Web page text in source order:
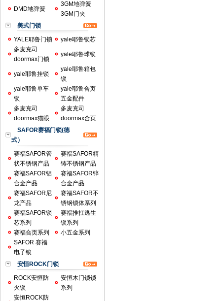
DMD地弹簧
3GM地弹簧
3GM门夹
美式门锁
YALE耶鲁门锁
yale耶鲁锁芯
多麦克司
doormax门锁
yale耶鲁球锁
yale耶鲁挂锁
yale耶鲁箱包
锁
yale耶鲁单车
锁
yale耶鲁合页
五金配件
多麦克司
doormax猫眼
多麦克司
doormax合页
SAFOR赛福门锁(德
式）
赛福SAFOR管
状不锈钢产品
赛福SAFOR精
铸不锈钢产品
赛福SAFOR铝
合金产品
赛福SAFOR锌
合金产品
赛福SAFOR尼
龙产品
赛福SAFOR不
锈钢锁体系列
赛福SAFOR锁
芯系列
赛福推扛逃生
锁系列
赛福合页系列
小五金系列
SAFOR 赛福
电子锁
安恒ROCK门锁
ROCK安恒防
火锁
安恒木门锁锁
系列
安恒ROCK防